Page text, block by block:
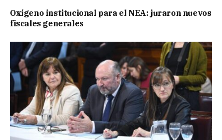
Oxígeno institucional para el NEA: juraron nuevos
fiscales generales